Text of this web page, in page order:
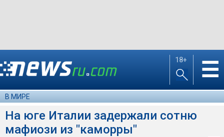
18+ ☰
В МИРЕ
На юге Италии задержали сотню
мафиози из "каморры"